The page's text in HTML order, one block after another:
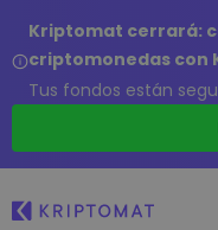
Kriptomat cerrará:
criptomonedas con
Tus fondos están